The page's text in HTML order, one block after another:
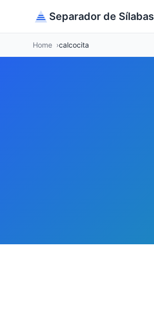
Separador de Sílabas
Home calcocita